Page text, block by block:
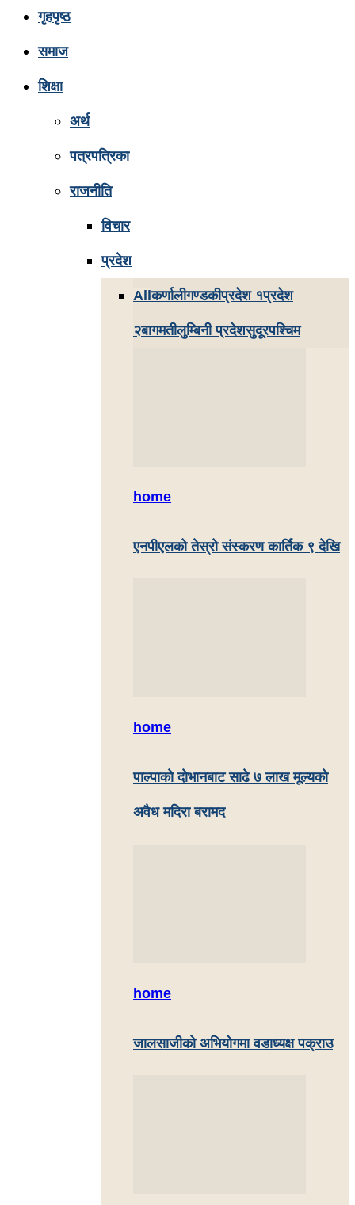
गृहपृष्ठ
समाज
शिक्षा
अर्थ
पत्रपत्रिका
राजनीति
विचार
प्रदेश
Allकर्णालीगण्डकीप्रदेश १प्रदेश
२बागमतीलुम्बिनी प्रदेशसुदूरपश्चिम
home
एनपीएलको तेस्रो संस्करण कार्तिक ९ देखि
home
पाल्पाकाे दाेभानबाट साढे ७ लाख मूल्यको
अवैध मदिरा बरामद
home
जालसाजीको अभियोगमा वडाध्यक्ष पक्राउ